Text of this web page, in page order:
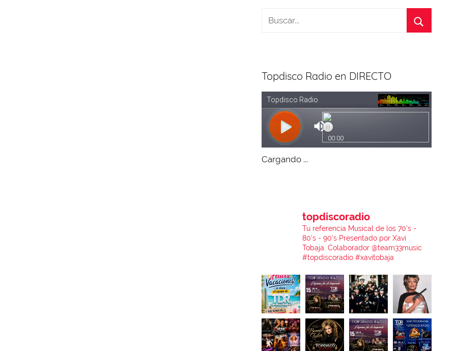
Topdisco Radio en DIRECTO
Cargando ...
topdiscoradio
Tu referencia Musical de los 70's -
80's - 90's Presentado por Xavi
Tobaja.Colaborador @team33music
#topdiscoradio #xavitobaja